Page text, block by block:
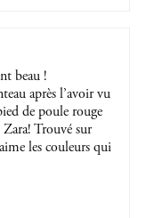
beau !
après l’avoir vu
de poule rouge
Trouvé sur
les couleurs qui